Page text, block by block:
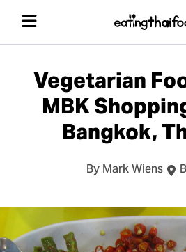
Vegetarian
MBK
Bangkok,
By Mark Wiens